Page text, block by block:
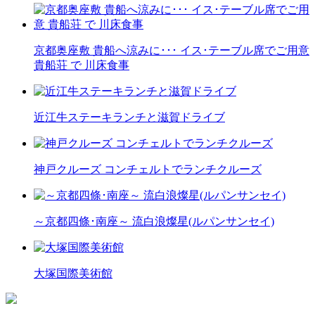
京都奥座敷 貴船へ涼みに･･･ イス･テーブル席でご用意
貴船荘 で 川床食事
近江牛ステーキランチと滋賀ドライブ
神戸クルーズ コンチェルトでランチクルーズ
～京都四條･南座～ 流白浪燦星(ルパンサンセイ)
大塚国際美術館